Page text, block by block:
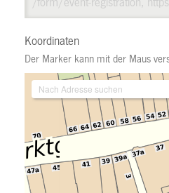
Koordinaten
Der Marker kann mit der Maus